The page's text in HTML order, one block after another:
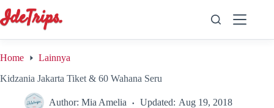
to
content
Home
Lainnya
Kidzania Jakarta Tiket & 60 Wahana Seru
Author: Mia Amelia Updated: Aug 19, 2018